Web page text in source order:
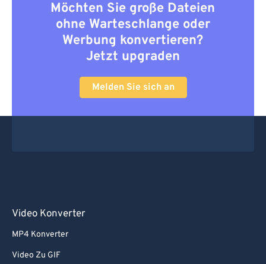
Möchten Sie große Dateien
ohne Warteschlange oder
Werbung konvertieren?
Jetzt upgraden
Melden Sie sich an
Video Konverter
MP4 Konverter
Video Zu GIF